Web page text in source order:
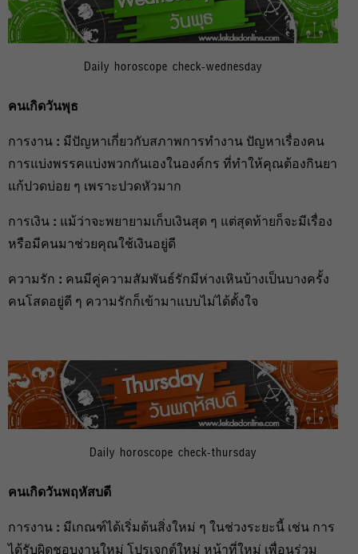
Daily horoscope check-wednesday
คนเกิดวันพุธ
การงาน : มีปัญหาเกี่ยวกับสภาพการทำงาน ปัญหาเรื่องคน
การแบ่งพรรคแบ่งพวกกันเองในองค์กร ที่ทำให้คุณต้องกินยา
แก้ปวดบ่อย ๆ เพราะปวดหัวมาก
การเงิน : แม้ว่าจะพยายามเก็บเงินสุด ๆ แต่สุดท้ายก็จะมีเรื่อง
หรือมีคนมาช่วยคุณใช้เงินอยู่ดี
ความรัก : คนมีคู่ความสัมพันธ์รักมีห่างเหินบ้างเป็นบางครั้ง
คนโสดอยู่ดี ๆ ความรักก็เข้ามาแบบไม่ได้ตั้งใจ
Daily horoscope check-thursday
คนเกิดวันพฤหัสบดี
การงาน : มีเกณฑ์ได้เริ่มต้นสิ่งใหม่ ๆ ในช่วงระยะนี้ เช่น การ
ได้รับผิดชอบงานใหม่ โปรเจกต์ใหม่ หน้าที่ใหม่ เพื่อนร่วม